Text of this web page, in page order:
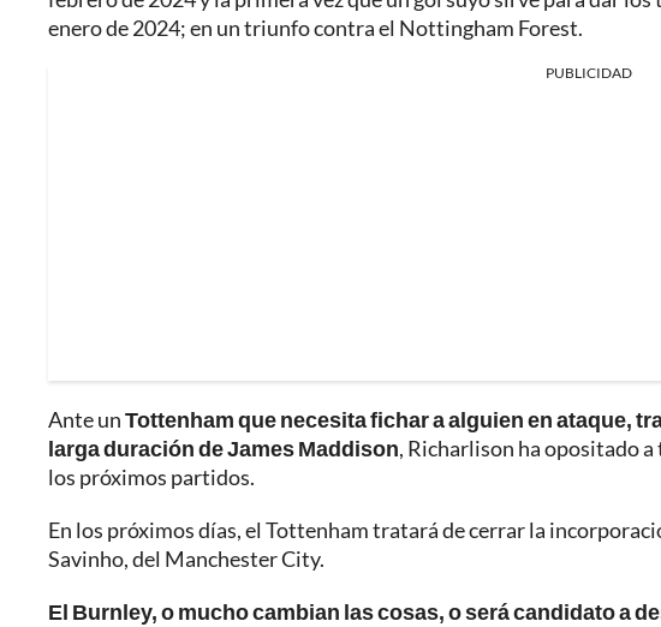
enero de 2024; en un triunfo contra el Nottingham Forest.
PUBLICIDAD
Ante unTottenham que necesita fichar a alguien en ataque,
larga duración de James Maddison, Richarlison ha opositado
los próximos partidos.
En los próximos días, el Tottenham tratará de cerrar la
Savinho, del Manchester City.
El Burnley, o mucho cambian las cosas, o será candidato a